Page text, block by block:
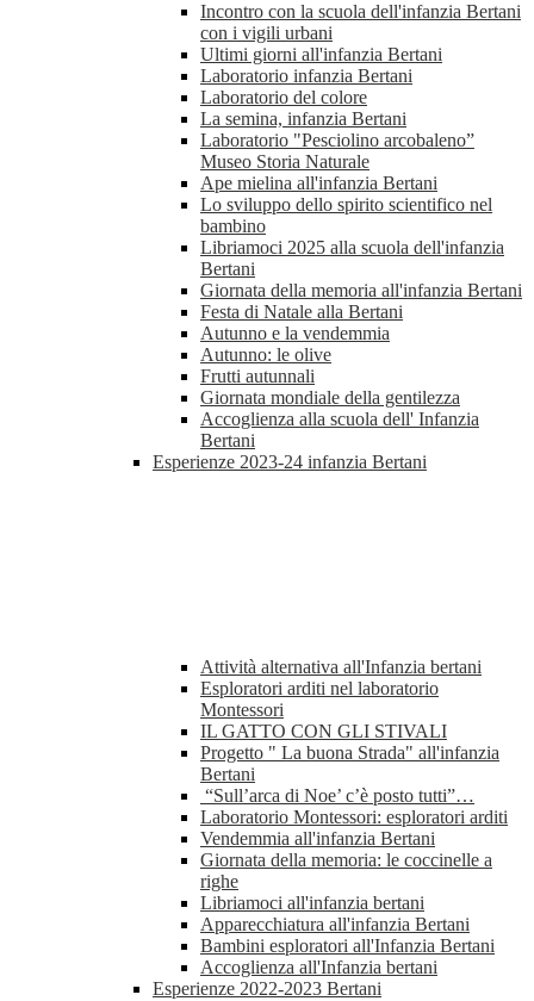
Incontro con la scuola dell'infanzia Bertani
con i vigili urbani
Ultimi giorni all'infanzia Bertani
Laboratorio infanzia Bertani
Laboratorio del colore
La semina, infanzia Bertani
Laboratorio "Pesciolino arcobaleno”
Museo Storia Naturale
Ape mielina all'infanzia Bertani
Lo sviluppo dello spirito scientifico nel
bambino
Libriamoci 2025 alla scuola dell'infanzia
Bertani
Giornata della memoria all'infanzia Bertani
Festa di Natale alla Bertani
Autunno e la vendemmia
Autunno: le olive
Frutti autunnali
Giornata mondiale della gentilezza
Accoglienza alla scuola dell' Infanzia
Bertani
Esperienze 2023-24 infanzia Bertani
Attività alternativa all'Infanzia bertani
Esploratori arditi nel laboratorio
Montessori
IL GATTO CON GLI STIVALI
Progetto " La buona Strada" all'infanzia
Bertani
“Sull’arca di Noe’ c’è posto tutti”…
Laboratorio Montessori: esploratori arditi
Vendemmia all'infanzia Bertani
Giornata della memoria: le coccinelle a
righe
Libriamoci all'infanzia bertani
Apparecchiatura all'infanzia Bertani
Bambini esploratori all'Infanzia Bertani
Accoglienza all'Infanzia bertani
Esperienze 2022-2023 Bertani